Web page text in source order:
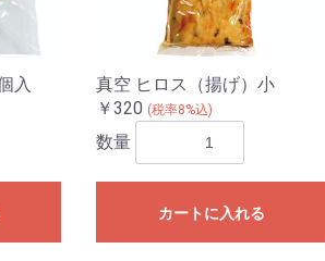
入
真空 ヒロス（揚げ）小
￥320 (税率8%込)
数量
カートに入れる